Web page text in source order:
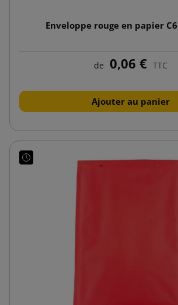
Enveloppe rouge en papier
de 0,06 € TTC
Ajouter au panier